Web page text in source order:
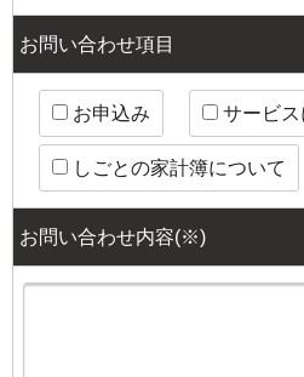
お問い合わせ項目
お申込み サービス
しごとの家計簿について
お問い合わせ内容(※)